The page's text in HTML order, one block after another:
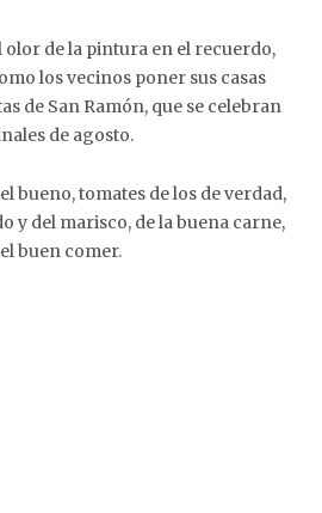
olor de la pintura en el recuerdo,
los vecinos poner sus casas
de San Ramón, que se celebran
de agosto.
bueno, tomates de los de verdad,
y del marisco, de la buena carne,
buen comer.